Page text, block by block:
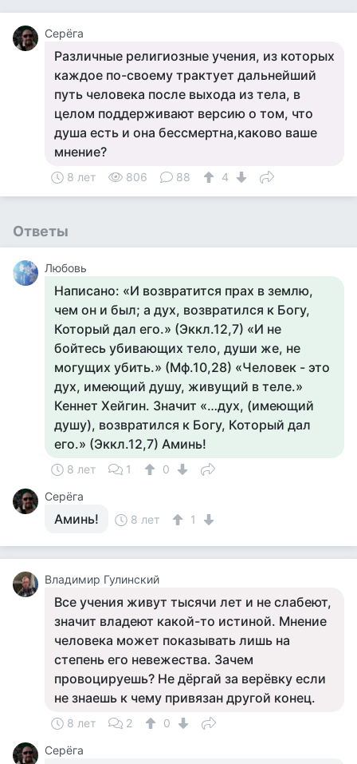
Серёга
Различные религиозные учения, из которых
каждое по-своему трактует дальнейший
путь человека после выхода из тела, в
целом поддерживают версию о том, что
душа есть и она бессмертна,каково ваше
мнение?
8 лет 806 88 4
Ответы
Любовь
Написано: «И возвратится прах в землю,
чем он и был; а дух, возвратился к Богу,
Который дал его.» (Эккл.12,7) «И не
бойтесь убивающих тело, души же, не
могущих убить.» (Мф.10,28) «Человек - это
дух, имеющий душу, живущий в теле.»
Кеннет Хейгин. Значит «…дух, (имеющий
душу), возвратился к Богу, Который дал
его.» (Эккл.12,7) Аминь!
8 лет 1
0
Серёга
Аминь! 8 лет 1
Владимир Гулинский
Все учения живут тысячи лет и не слабеют,
значит владеют какой-то истиной. Мнение
человека может показывать лишь на
степень его невежества. Зачем
провоцируешь? Не дёргай за верёвку если
не знаешь к чему привязан другой конец.
8 лет 2
0
Серёга